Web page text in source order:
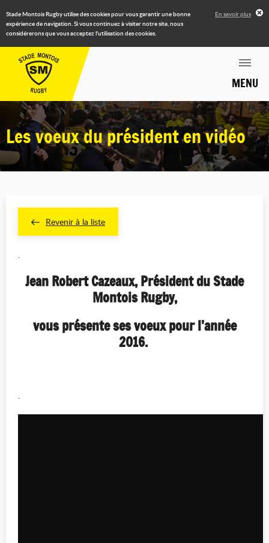
Stade Montois Rugby utilise des cookies pour vous garantir une bonne
expérience de navigation. Si vous continuez à visiter notre site, nous
considérerons que vous acceptez l'utilisation des cookies.
En savoir plus
MENU
Les voeux du président en vidéo
Revenir à la liste
.
Jean Robert Cazeaux, Président du Stade
Montois Rugby,
vous présente ses voeux pour l'année
2016.
.